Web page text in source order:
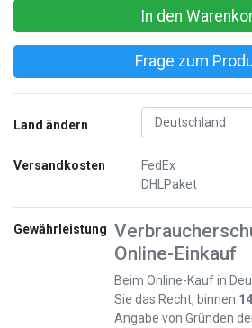
In den
Frage zum
Land ändern
Versandkosten
FedEx
DHLPaket
Gewährleistung
Online-Einkauf
Beim Online-Kauf in
Sie das Recht, binnen
Angabe von Gründen